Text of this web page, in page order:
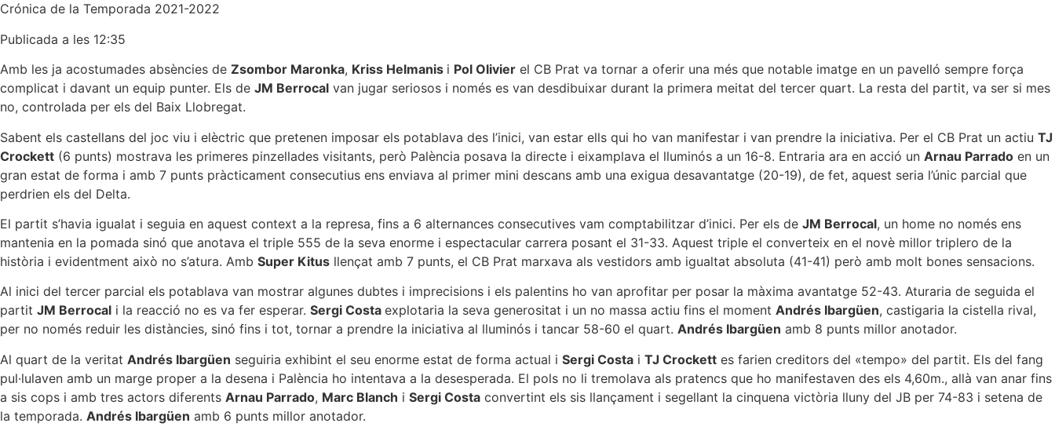
Crónica de la Temporada 2021-2022
Publicada a les 12:35
Amb les ja acostumades absències de Zsombor Maronka, Kriss Helmanis i Pol Olivier el CB Prat va tornar a oferir una més que notable imatge en un pavelló sempre força
complicat i davant un equip punter. Els de JM Berrocal van jugar seriosos i només es van desdibuixar durant la primera meitat del tercer quart. La resta del partit, va ser si mes
no, controlada per els del Baix Llobregat.
Sabent els castellans del joc viu i elèctric que pretenen imposar els potablava des l’inici, van estar ells qui ho van manifestar i van prendre la iniciativa. Per el CB Prat un actiu TJ
Crockett (6 punts) mostrava les primeres pinzellades visitants, però Palència posava la directe i eixamplava el lluminós a un 16-8. Entraria ara en acció un Arnau Parrado en un
gran estat de forma i amb 7 punts pràcticament consecutius ens enviava al primer mini descans amb una exigua desavantatge (20-19), de fet, aquest seria l’únic parcial que
perdrien els del Delta.
El partit s’havia igualat i seguia en aquest context a la represa, fins a 6 alternances consecutives vam comptabilitzar d’inici. Per els de JM Berrocal, un home no només ens
mantenia en la pomada sinó que anotava el triple 555 de la seva enorme i espectacular carrera posant el 31-33. Aquest triple el converteix en el novè millor triplero de la
història i evidentment això no s’atura. Amb Super Kitus llençat amb 7 punts, el CB Prat marxava als vestidors amb igualtat absoluta (41-41) però amb molt bones sensacions.
Al inici del tercer parcial els potablava van mostrar algunes dubtes i imprecisions i els palentins ho van aprofitar per posar la màxima avantatge 52-43. Aturaria de seguida el
partit JM Berrocal i la reacció no es va fer esperar. Sergi Costa explotaria la seva generositat i un no massa actiu fins el moment Andrés Ibargüen, castigaria la cistella rival,
per no només reduir les distàncies, sinó fins i tot, tornar a prendre la iniciativa al lluminós i tancar 58-60 el quart. Andrés Ibargüen amb 8 punts millor anotador.
Al quart de la veritat Andrés Ibargüen seguiria exhibint el seu enorme estat de forma actual i Sergi Costa i TJ Crockett es farien creditors del «tempo» del partit. Els del fang
pul·lulaven amb un marge proper a la desena i Palència ho intentava a la desesperada. El pols no li tremolava als pratencs que ho manifestaven des els 4,60m., allà van anar fins
a sis cops i amb tres actors diferents Arnau Parrado, Marc Blanch i Sergi Costa convertint els sis llançament i segellant la cinquena victòria lluny del JB per 74-83 i setena de
la temporada. Andrés Ibargüen amb 6 punts millor anotador.